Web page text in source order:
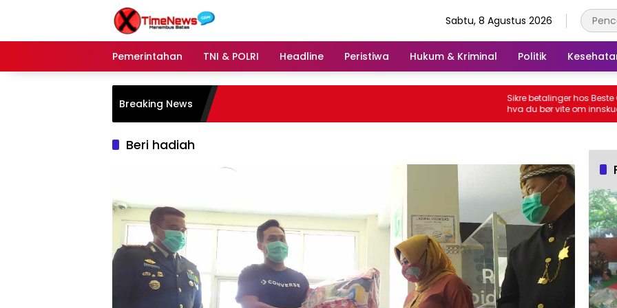
Sabtu, 8 Agustus 2026
Pemerintahan TNI & POLRI Headline Peristiwa Hukum & Kriminal Politik
Breaking News
Sikre betalinger hos Beste
hva du bør vite om innskudd
Beri hadiah